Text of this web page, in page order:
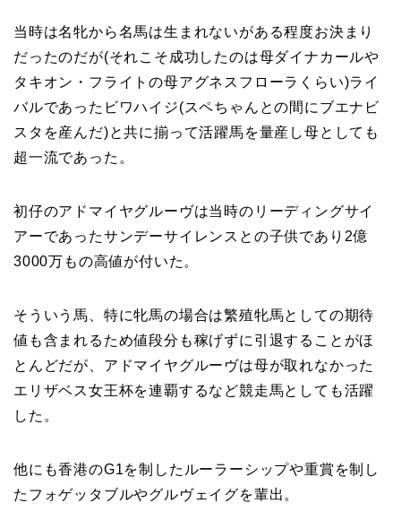
当時は名牝から名馬は生まれないがある程度お決まり
だったのだが(それこそ成功したのは母ダイナカールや
タキオン・フライトの母アグネスフローラくらい)ライ
バルであったビワハイジ(スペちゃんとの間にブエナビ
スタを産んだ)と共に揃って活躍馬を量産し母としても
超一流であった。
初仔のアドマイヤグルーヴは当時のリーディングサイ
アーであったサンデーサイレンスとの子供であり2億
3000万もの高値が付いた。
そういう馬、特に牝馬の場合は繁殖牝馬としての期待
値も含まれるため値段分も稼げずに引退することがほ
とんどだが、アドマイヤグルーヴは母が取れなかった
エリザベス女王杯を連覇するなど競走馬としても活躍
した。
他にも香港のG1を制したルーラーシップや重賞を制し
たフォゲッタブルやグルヴェイグを輩出。